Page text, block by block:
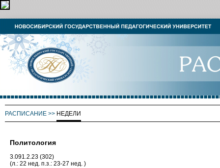
РАСПИСАНИЕ >> НЕДЕЛИ
Политология
3.091.2.23 (302)
(л.: 22 нед. п.з.: 23-27 нед. )